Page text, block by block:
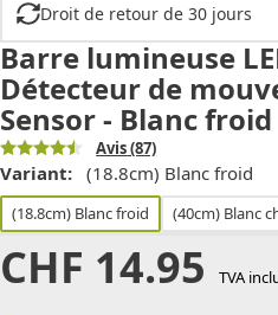
Droit de retour de 30 jours
Barre lumineuse
Détecteur de
Sensor - Blanc froid
Avis(87)
Variant: (18.8cm) Blanc froid
(18.8cm) Blanc froid (40cm) Blanc
CHF 14.95 TVA